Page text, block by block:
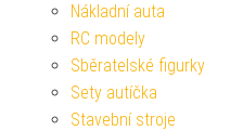
Nákladní auta
RC modely
Sběratelské figurky
Sety autíčka
Stavební stroje